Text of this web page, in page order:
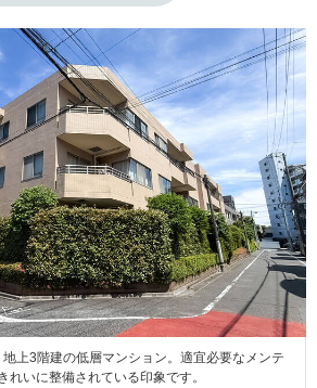
上3階建の低層マンション。適宜必要なメンテ
れいに整備されている印象です。